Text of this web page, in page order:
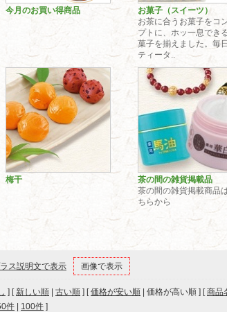
今月のお買い得商品
お菓子（スイーツ）
お茶に合うお菓子をコ
プトに、ホッ一息でき
菓子を揃えました。毎
ティータ..
梅干
茶の間の雑貨掲載品
茶の間の雑貨掲載商品
ちらから
ス説明文で表示 画像で表示
] [ 新しい順 古い順 ] [価格が安い順 | 価格が高い順 ] [商品
件 100件 ]